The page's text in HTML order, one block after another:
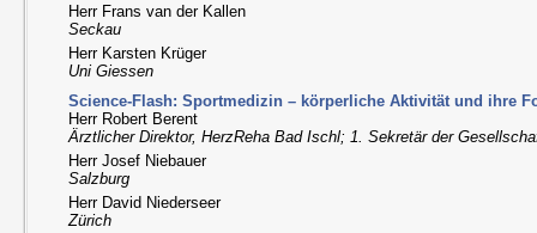
Herr Frans van der Kallen
Seckau
Herr Karsten Krüger
Uni Giessen
Science-Flash: Sportmedizin – körperliche Aktivität und ihre
Herr Robert Berent
Ärztlicher Direktor, HerzReha Bad Ischl; 1. Sekretär der
Herr Josef Niebauer
Salzburg
Herr David Niederseer
Zürich